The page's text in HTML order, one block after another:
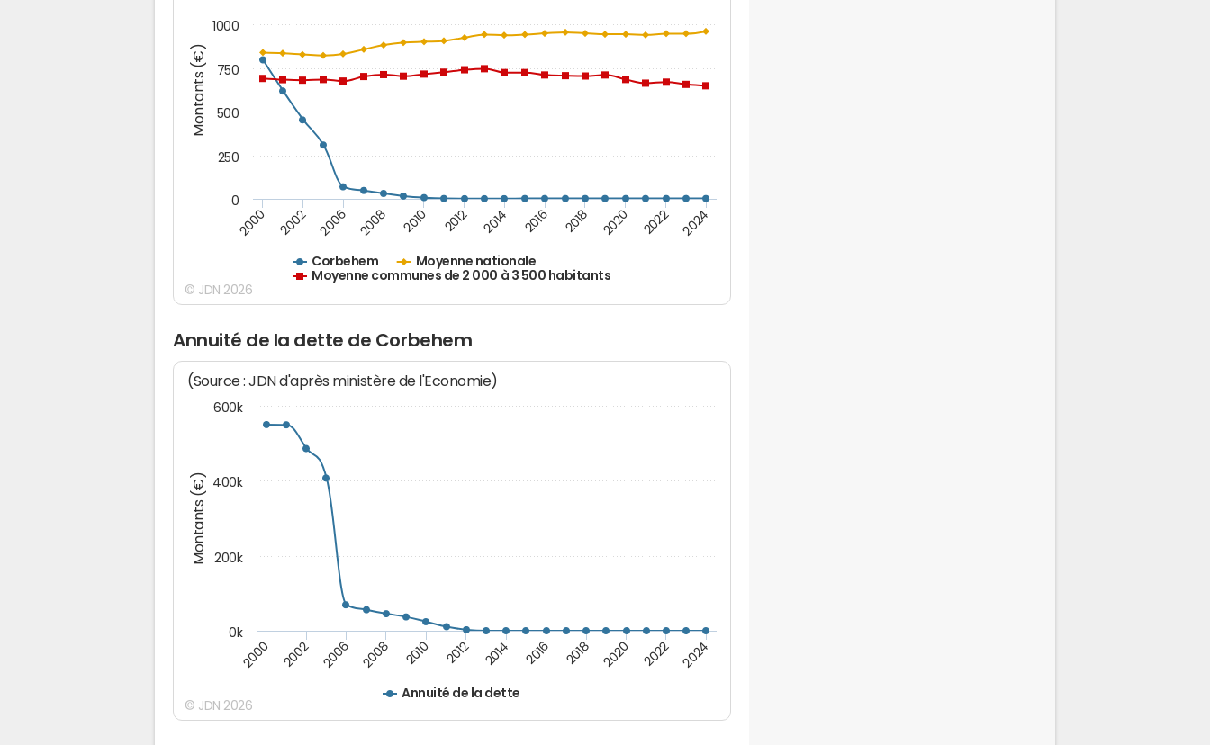
Montants (€)
Corbehem
Moyenne nationale
Moyenne communes de 2 000 à 3 500 habitants
2000 2002 2006 2008 2010 2012 2014 2016 2018 2020 2022 2024
0
250
500
750
1000
© JDN 2026
Annuité de la dette de Corbehem
Montants (€)
(Source : JDN d'après ministère de l'Economie)
Annuité de la dette
2000 2002 2006 2008 2010 2012 2014 2016 2018 2020 2022 2024
0k
200k
400k
600k
© JDN 2026